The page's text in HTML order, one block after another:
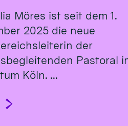
Möres ist seit dem 1.
2025 die neue
der
Pastoral
Köln. ...